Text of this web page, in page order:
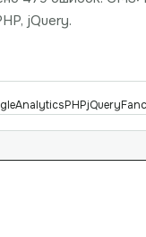
jQuery.
PHPjQuery